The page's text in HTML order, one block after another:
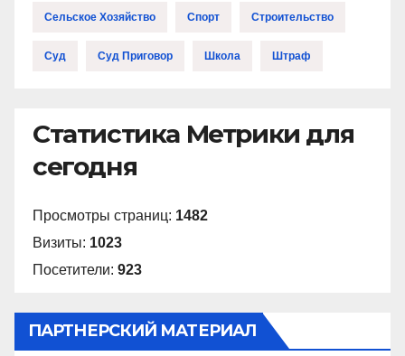
Сельское Хозяйство Спорт Строительство
Суд Суд Приговор Школа Штраф
Статистика Метрики для
сегодня
Просмотры страниц: 1482
Визиты: 1023
Посетители: 923
ПАРТНЕРСКИЙ МАТЕРИАЛ